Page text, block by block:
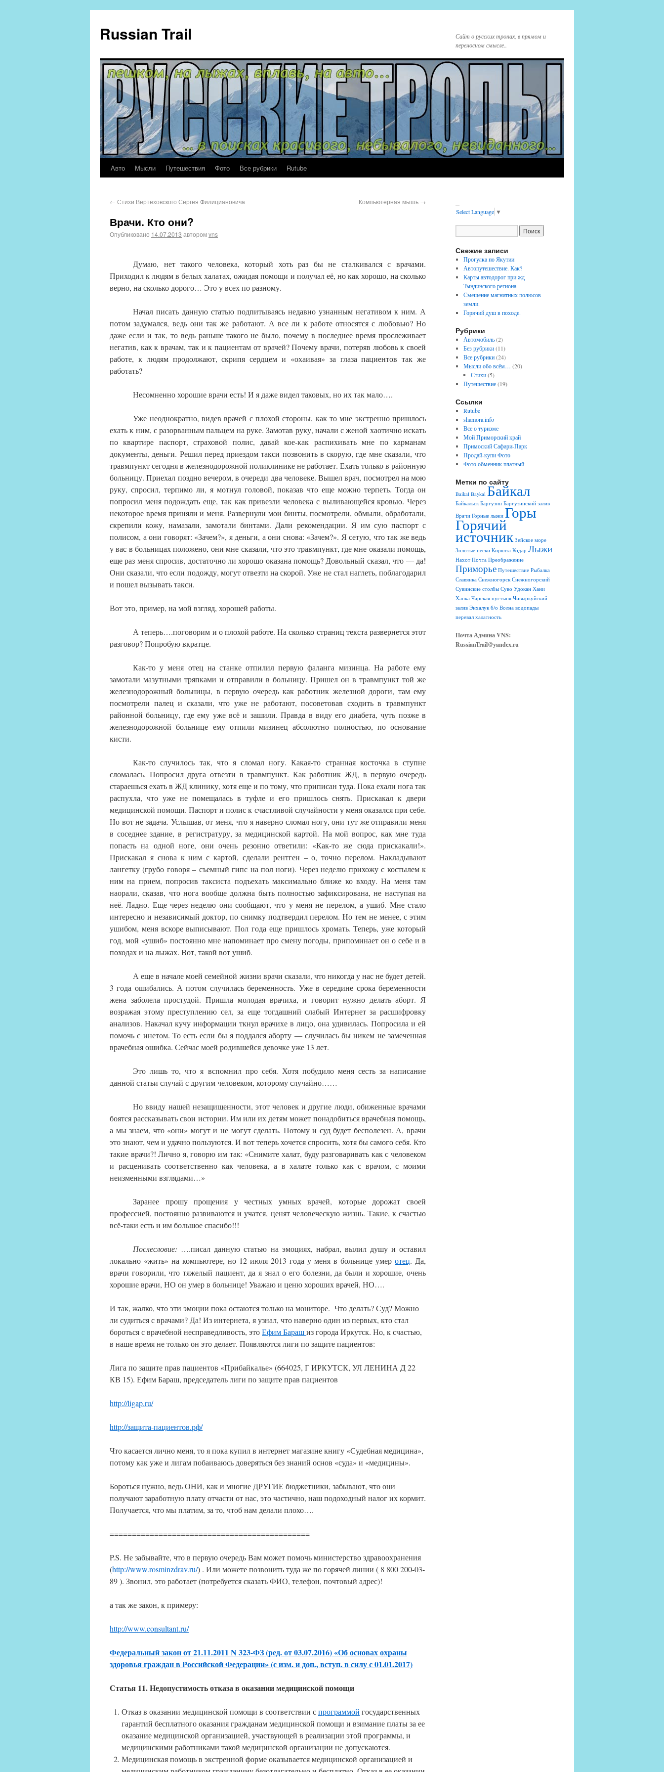
Russian Trail
Сайт о русских тропах, в прямом и
переносном смысле..
Авто Мысли Путешествия Фото Все рубрики Rutube
← Стихи Вертеховского Сергея Филициановича Компьютерная мышь →
Врачи. Кто они?
Опубликовано 14.07.2013 авторомvns
Думаю, нет такого человека, который хоть раз бы не сталкивался с врачами.
Приходил к людям в белых халатах, ожидая помощи и получал её, но как хорошо, на сколько
верно, на сколько дорого… Это у всех по разному.
Начал писать данную статью подпитываясь недавно узнанным негативом к ним. А
потом задумался, ведь они так же работают. А все ли к работе относятся с любовью? Но
даже если и так, то ведь раньше такого не было, почему в последнее время прослеживает
негатив, как к врачам, так и к пациентам от врачей? Почему врачи, потеряв любовь к своей
работе, к людям продолжают, скрипя сердцем и «охаивая» за глаза пациентов так же
работать?
Несомненно хорошие врачи есть! И я даже видел таковых, но их так мало….
Уже неоднократно, видев врачей с плохой стороны, как то мне экстренно пришлось
ехать к ним, с разорванным пальцем на руке. Замотав руку, начали с женой хаотично искать
по квартире паспорт, страховой полис, давай кое-как распихивать мне по карманам
документы, деньги. Решил перед приездом такси позвонить в скорую, где мне сказали, что
травмпункт сегодня в железнодорожной поликлинике не работает. Ехать только в районную
больницу. Приехал поздно вечером, в очереди два человеке. Вышел врач, посмотрел на мою
руку, спросил, терпимо ли, я мотнул головой, показав что еще можно терпеть. Тогда он
попросил меня подождать еще, так как привезли человека с выливающейся кровью. Через
некоторое время приняли и меня. Развернули мои бинты, посмотрели, обмыли, обработали,
скрепили кожу, намазали, замотали бинтами. Дали рекомендации. Я им сую паспорт с
полисом, а они говорят: «Зачем?», я деньги, а они снова: «Зачем?». Я сетую, что так же ведь
у вас в больницах положено, они мне сказали, что это травмпункт, где мне оказали помощь,
еще раз меня спросив, достаточно ли хорошо оказана помощь? Довольный сказал, что — да!
Они сказали, что если подожду, могут отвезти на скорой. Уже не стал наглеть, поблагодарил
и пошел вызывать такси.
Вот это, пример, на мой взгляд, хорошей работы.
А теперь….поговорим и о плохой работе. На сколько страниц текста развернется этот
разговор? Попробую вкратце.
Как-то у меня отец на станке отпилил первую фаланга мизинца. На работе ему
замотали мазутными тряпками и отправили в больницу. Пришел он в травмпункт той же
железнодорожный больницы, в первую очередь как работник железной дороги, там ему
посмотрели палец и сказали, что уже не работают, посоветовав сходить в травмпункт
районной больницу, где ему уже всё и зашили. Правда в виду его диабета, чуть позже в
железнодорожной больнице ему отпили мизинец абсолютно полностью, по основание
кисти.
Как-то случилось так, что я сломал ногу. Какая-то странная косточка в ступне
сломалась. Попросил друга отвезти в травмпункт. Как работник ЖД, в первую очередь
стараешься ехать в ЖД клинику, хотя еще и по тому, что приписан туда. Пока ехали нога так
распухла, что уже не помещалась в туфле и его пришлось снять. Прискакал к двери
медицинской помощи. Паспорт и полис к счастливой случайности у меня оказался при себе.
Но вот не задача. Услышав, от меня, что я наверно сломал ногу, они тут же отправили меня
в соседнее здание, в регистратуру, за медицинской картой. На мой вопрос, как мне туда
попасть на одной ноге, они очень резонно ответили: «Как-то же сюда прискакали!».
Прискакал я снова к ним с картой, сделали рентген – о, точно перелом. Накладывают
лангетку (грубо говоря – съемный гипс на пол ноги). Через неделю прихожу с костылем к
ним на прием, попросив таксиста подъехать максимально ближе ко входу. На меня там
наорали, сказав, что нога вообще должна быть полностью зафиксирована, не наступая на
неё. Ладно. Еще через неделю они сообщают, что у меня не перелом, а ушиб. Мне стало
интересно и независимый доктор, по снимку подтвердил перелом. Но тем не менее, с этим
ушибом, меня вскоре выписывают. Пол года еще пришлось хромать. Теперь, уже который
год, мой «ушиб» постоянно мне напоминает про смену погоды, припоминает он о себе и в
походах и на лыжах. Вот, такой вот ушиб.
А еще в начале моей семейной жизни врачи сказали, что никогда у нас не будет детей.
3 года ошибались. А потом случилась беременность. Уже в середине срока беременности
жена заболела простудой. Пришла молодая врачиха, и говорит нужно делать аборт. Я
возражая этому преступлению сел, за еще тогдашний слабый Интернет за расшифровку
анализов. Накачал кучу информации ткнул врачихе в лицо, она удивилась. Попросила и ей
помочь с инетом. То есть если бы я поддался аборту — случилась бы никем не замеченная
врачебная ошибка. Сейчас моей родившейся девочке уже 13 лет.
Это лишь то, что я вспомнил про себя. Хотя побудило меня сесть за написание
данной статьи случай с другим человеком, которому случайно……
Но ввиду нашей незащищенности, этот человек и другие люди, обиженные врачами
боятся рассказывать свои истории. Им или их детям может понадобиться врачебная помощь,
а мы знаем, что «они» могут и не могут сделать. Потому и суд будет бесполезен. А, врачи
это знают, чем и удачно пользуются. И вот теперь хочется спросить, хотя бы самого себя. Кто
такие врачи?! Лично я, говорю им так: «Снимите халат, буду разговаривать как с человеком
и расценивать соответственно как человека, а в халате только как с врачом, с моими
неизменными взглядами…»
Заранее прошу прощения у честных умных врачей, которые дорожат своей
профессией, постоянно развиваются и учатся, ценят человеческую жизнь. Такие, к счастью
всё-таки есть и им большое спасибо!!!
Послесловие: ….писал данную статью на эмоциях, набрал, вылил душу и оставил
локально «жить» на компьютере, но 12 июля 2013 года у меня в больнице умер отец. Да,
врачи говорили, что тяжелый пациент, да я знал о его болезни, да были и хорошие, очень
хорошие врачи, НО он умер в больнице! Уважаю и ценю хороших врачей, НО….
И так, жалко, что эти эмоции пока остаются только на мониторе. Что делать? Суд? Можно
ли судиться с врачами? Да! Из интернета, я узнал, что наверно один из первых, кто стал
бороться с врачебной несправедливость, этоЕфим Барашиз города Иркутск. Но, к счастью,
в наше время не только он это делает. Появляются лиги по защите пациентов:
Лига по защите прав пациентов «Прибайкалье» (664025, Г ИРКУТСК, УЛ ЛЕНИНА Д 22
КВ 15). Ефим Бараш, председатель лиги по защите прав пациентов
http://ligap.ru/
http://защита-пациентов.рф/
Что касается лично меня, то я пока купил в интернет магазине книгу «Судебная медицина»,
потому как уже и лигам побаиваюсь доверяться без знаний основ «суда» и «медицины».
Бороться нужно, ведь ОНИ, как и многие ДРУГИЕ бюджетники, забывают, что они
получают заработную плату отчасти от нас, это частично, наш подоходный налог их кормит.
Получается, что мы платим, за то, чтоб нам делали плохо….
=============================================
P.S. Не забывайте, что в первую очередь Вам может помочь министерство здравоохранения
(http://www.rosminzdrav.ru/) . Или можете позвонить туда же по горячей линии ( 8 800 200-03-
89 ). Звонил, это работает (потребуется сказать ФИО, телефон, почтовый адрес)!
а так же закон, к примеру:
http://www.consultant.ru/
Федеральный закон от 21.11.2011 N 323-ФЗ (ред. от 03.07.2016) «Об основах охраны
здоровья граждан в Российской Федерации» (с изм. и доп., вступ. в силу с 01.01.2017)
Статья 11. Недопустимость отказа в оказании медицинской помощи
Отказ в оказании медицинской помощи в соответствии спрограммой государственных
гарантий бесплатного оказания гражданам медицинской помощи и взимание платы за ее
оказание медицинской организацией, участвующей в реализации этой программы, и
медицинскими работниками такой медицинской организации не допускаются.
Медицинская помощь в экстренной форме оказывается медицинской организацией и
Select Language ▼
Свежие записи
Прогулка по Якутии
Автопутешествие. Как?
Карты автодорог при жд
Тындинского региона
Смещение магнитных полюсов
земли.
Горячий душ в походе.
Рубрики
Автомобиль(2)
Без рубрики(11)
Все рубрики(24)
Мысли обо всём… (20)
Стихи(5)
Путешествие(19)
Ссылки
Rutube
shamora.info
Все о туризме
Мой Приморский край
Примоский Сафари-Парк
Продай-купи Фото
Фото обменник платный
Метки по сайту
Baikal Baykal Байкал
Байкальск Баргузин Баргузинский залив
Врачи Горные лыжи Горы
Горячий
источник Зейское море
Золотые пески Кирялта Кодар Лыжи
Нахот Почта Преображение
Приморье Путешествие Рыбалка
Славянка Снежногорск Снежногорский
Сувинские столбы Суво Удокан Хани
Ханка Чарская пустыня Чивыркуйский
залив Энхалук б/о Волна водопады
перевал халатность
Почта Админа VNS:
RussianTrail@yandex.ru